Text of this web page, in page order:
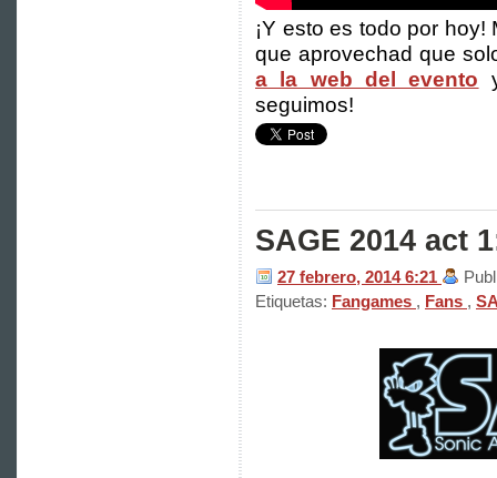
¡Y esto es todo por
que aprovechad que
a la web del evento
seguimos!
SAGE 2014 act
27 febrero, 20146:21
Etiquetas: Fangames , Fans ,